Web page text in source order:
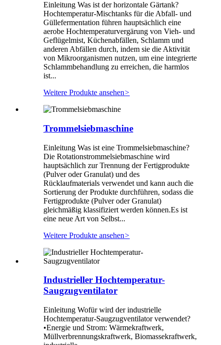
Einleitung Was ist der horizontale Gärtank?
Hochtemperatur-Mischtanks für die Abfall- und
Güllefermentation führen hauptsächlich eine
aerobe Hochtemperaturvergärung von Vieh- und
Geflügelmist, Küchenabfällen, Schlamm und
anderen Abfällen durch, indem sie die Aktivität
von Mikroorganismen nutzen, um eine integrierte
Schlammbehandlung zu erreichen, die harmlos
ist...
Weitere Produkte ansehen>
Trommelsiebmaschine
Einleitung Was ist eine Trommelsiebmaschine?
Die Rotationstrommelsiebmaschine wird
hauptsächlich zur Trennung der Fertigprodukte
(Pulver oder Granulat) und des
Rücklaufmaterials verwendet und kann auch die
Sortierung der Produkte durchführen, sodass die
Fertigprodukte (Pulver oder Granulat)
gleichmäßig klassifiziert werden können.Es ist
eine neue Art von Selbst...
Weitere Produkte ansehen>
Industrieller Hochtemperatur-
Saugzugventilator
Einleitung Wofür wird der industrielle
Hochtemperatur-Saugzugventilator verwendet?
•Energie und Strom: Wärmekraftwerk,
Müllverbrennungskraftwerk, Biomassekraftwerk,